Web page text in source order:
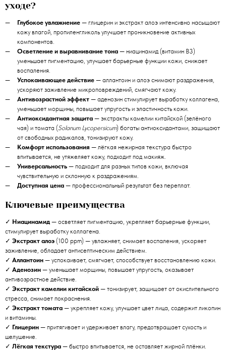
уходе?
Глубокое увлажнение — глицерин и экстракт алоэ интенсивно насыщают
кожу влагой, пропиленгликоль улучшает проникновение активных
компонентов.
Осветление и выравнивание тона — ниацинамид (витамин B3)
уменьшает пигментацию, улучшает барьерные функции кожи, снижает
воспаления.
Успокаивающее действие — аллантоин и алоэ снимают раздражения,
ускоряют заживление микроповреждений, смягчают кожу.
Антивозрастной эффект — аденозин стимулирует выработку коллагена,
уменьшает морщины, повышает упругость и эластичность кожи.
Антиоксидантная защита — экстракты камелии китайской (зелёного
чая) и томата (Solanum Lycopersicum) богаты антиоксидантами, защищают
от свободных радикалов, тонизируют кожу.
Комфорт использования — лёгкая нежирная текстура быстро
впитывается, не утяжеляет кожу, подходит под макияж.
Универсальность — подходит для разных типов кожи, включая
чувствительную и склонную к раздражениям.
Доступная цена — профессиональный результат без переплат.
Ключевые преимущества
✓ Ниацинамид — осветляет пигментацию, укрепляет барьерные функции,
стимулирует выработку коллагена.
✓ Экстракт алоэ (100 ppm) — увлажняет, снимает воспаления, ускоряет
заживление, обладает антисептическим действием.
✓ Аллантоин — успокаивает, смягчает, способствует восстановлению кожи.
✓ Аденозин — уменьшает морщины, повышает упругость, оказывает
антивозрастное действие.
✓ Экстракт камелии китайской — тонизирует, защищает от окислительного
стресса, снимает покраснения.
✓ Экстракт томата — укрепляет кожу, улучшает цвет лица, содержит ликопин
и витамины.
✓ Глицерин — притягивает и удерживает влагу, предотвращает сухость и
шелушение.
✓ Лёгкая текстура — быстро впитывается, не оставляет жирной плёнки.